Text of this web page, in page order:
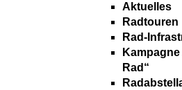
Aktuelles
Radtouren
Rad-
Rad“